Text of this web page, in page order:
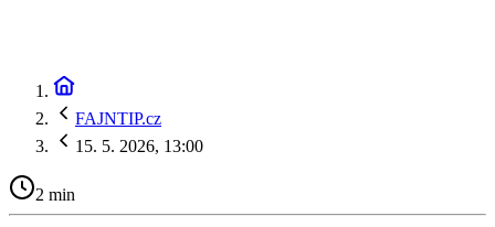
FAJNTIP.cz
15. 5. 2026, 13:00
2 min